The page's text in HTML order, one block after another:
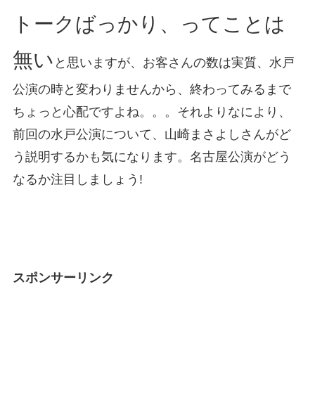
トークばっかり、ってことは
無い と思いますが、お客さんの数は実質、水戸
公演の時と変わりませんから、終わってみるまで
ちょっと心配ですよね。。。それよりなにより、
前回の水戸公演について、山崎まさよしさんがど
う説明するかも気になります。名古屋公演がどう
なるか注目しましょう!
スポンサーリンク